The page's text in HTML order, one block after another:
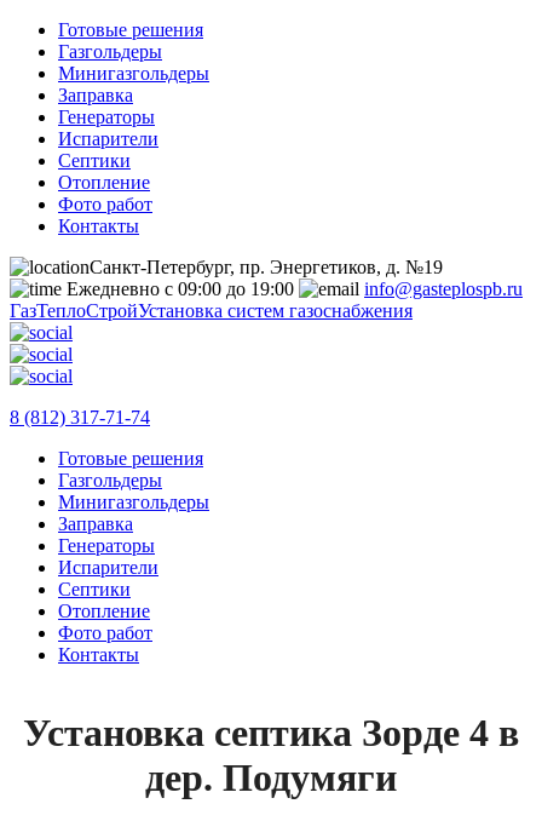
Готовые решения
Газгольдеры
Минигазгольдеры
Заправка
Генераторы
Испарители
Септики
Отопление
Фото работ
Контакты
Санкт-Петербург, пр. Энергетиков, д. №19
Ежедневно с 09:00 до 19:00
info@gasteplospb.ru
ГазТеплоСтройУстановка систем газоснабжения
8 (812) 317-71-74
Готовые решения
Газгольдеры
Минигазгольдеры
Заправка
Генераторы
Испарители
Септики
Отопление
Фото работ
Контакты
Установка септика Зорде 4 в
дер. Подумяги